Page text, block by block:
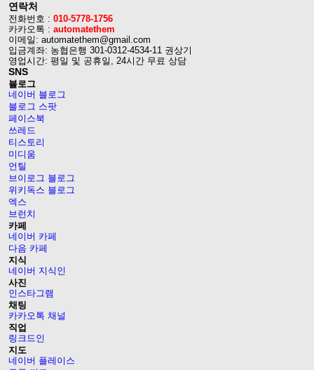
연락처
전화번호 : 010-5778-1756
카카오톡 : automatethem
이메일: automatethem@gmail.com
입금계좌: 농협은행 301-0312-4534-11 권상기
영업시간: 평일 및 공휴일, 24시간 무료 상담
SNS
블로그
네이버 블로그
블로그 스팟
페이스북
쓰레드
티스토리
미디움
언틸
브이로그 블로그
위키독스 블로그
엑스
브런치
카페
네이버 카페
다음 카페
지식
네이버 지식인
사진
인스타그램
채팅
카카오톡 채널
직업
링크드인
지도
네이버 플레이스